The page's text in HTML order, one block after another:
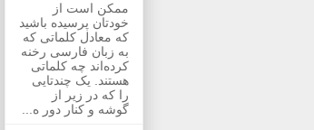
ممکن است از
خودتان پرسیده باشید
که معادل کلماتی که
به زبان فارسی رخنه
کرده‌اند چه کلماتی
هستند. یک چندتایی
را که در زیر از
گوشه و کنار دور ه...